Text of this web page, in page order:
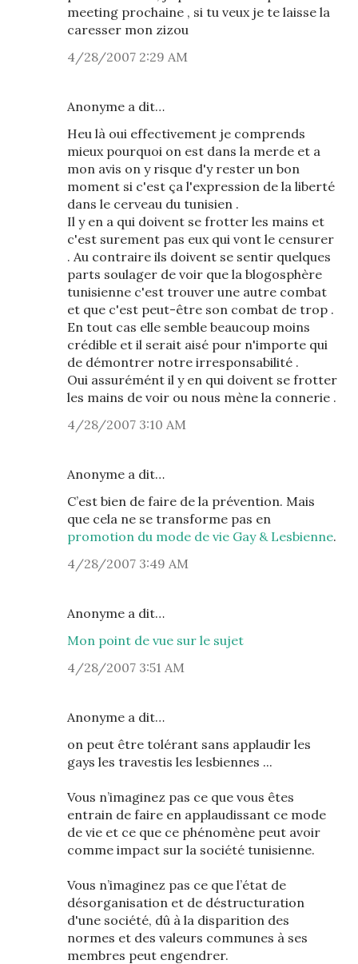
meeting prochaine , si tu veux je te laisse la
caresser mon zizou
4/28/2007 2:29 AM
Anonyme a dit…
Heu là oui effectivement je comprends
mieux pourquoi on est dans la merde et a
mon avis on y risque d'y rester un bon
moment si c'est ça l'expression de la liberté
dans le cerveau du tunisien .
Il y en a qui doivent se frotter les mains et
c'est surement pas eux qui vont le censurer
. Au contraire ils doivent se sentir quelques
parts soulager de voir que la blogosphère
tunisienne c'est trouver une autre combat
et que c'est peut-être son combat de trop .
En tout cas elle semble beaucoup moins
crédible et il serait aisé pour n'importe qui
de démontrer notre irresponsabilité .
Oui assurémént il y en qui doivent se frotter
les mains de voir ou nous mène la connerie .
4/28/2007 3:10 AM
Anonyme a dit…
C’est bien de faire de la prévention. Mais
que cela ne se transforme pas en
promotion du mode de vie Gay & Lesbienne.
4/28/2007 3:49 AM
Anonyme a dit…
Mon point de vue sur le sujet
4/28/2007 3:51 AM
Anonyme a dit…
on peut être tolérant sans applaudir les
gays les travestis les lesbiennes ...
Vous n’imaginez pas ce que vous êtes
entrain de faire en applaudissant ce mode
de vie et ce que ce phénomène peut avoir
comme impact sur la société tunisienne.
Vous n’imaginez pas ce que l’état de
désorganisation et de déstructuration
d'une société, dû à la disparition des
normes et des valeurs communes à ses
membres peut engendrer.